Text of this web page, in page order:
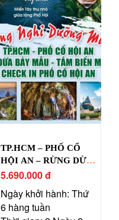
TP.HCM – PHỐ CỔ
HỘI AN – RỪNG DỪA
BẢY MẪU
5.690.000 đ
Ngày khởi hành: Thứ
6 hàng tuần